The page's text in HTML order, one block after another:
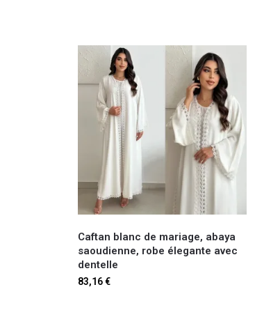
Caftan blanc de mariage, abaya
saoudienne, robe élegante avec
dentelle
83,16€